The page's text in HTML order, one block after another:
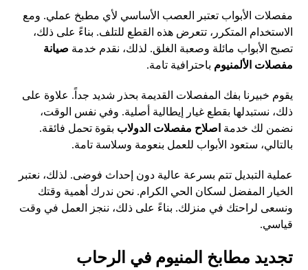
مفصلات الأبواب تعتبر العصب الأساسي لأي مطبخ عملي. ومع
الاستخدام المتكرر، تتعرض هذه القطع للتلف. بناءً على ذلك،
تصبح الأبواب مائلة وصعبة الغلق. لذلك، نقدم خدمة صيانة
مفصلات الألمنيوم باحترافية تامة.
يقوم خبيرنا بفك المفصلات القديمة بحذر شديد جداً. علاوة على
ذلك، نستبدلها بقطع غيار إيطالية أصلية. وفي نفس الوقت،
نضمن لك خدمة اصلاح مفصلات الدولاب بقوة تحمل فائقة.
بالتالي، ستعود الأبواب للعمل بنعومة وسلاسة تامة.
عملية التبديل تتم بسرعة عالية دون إحداث فوضى. لذلك، نعتبر
الخيار المفضل لسكان الحي الكرام. نحن ندرك أهمية وقتك
ونسعى لراحتك في منزلك. بناءً على ذلك، ننجز العمل في وقت
قياسي.
تجديد مطابخ المنيوم في الرحاب